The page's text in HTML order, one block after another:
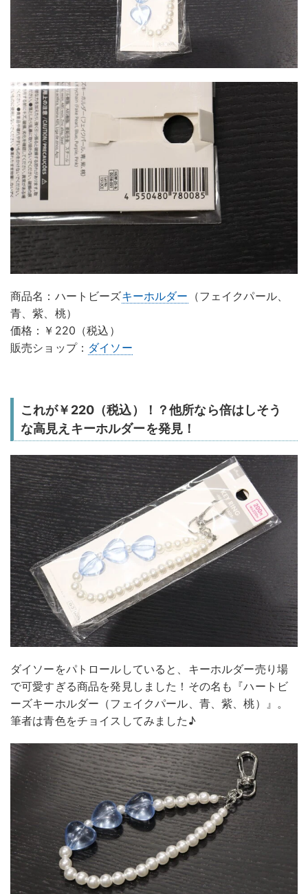
商品名：ハートビーズキーホルダー （フェイクパール、
青、紫、桃）
価格：￥220（税込）
販売ショップ： ダイソー
これが￥220（税込）！？他所なら倍はしそう
な高見えキーホルダーを発見！
ダイソーをパトロールしていると、キーホルダー売り場
で可愛すぎる商品を発見しました！その名も『ハートビ
ーズキーホルダー（フェイクパール、青、紫、桃）』。
筆者は青色をチョイスしてみました♪